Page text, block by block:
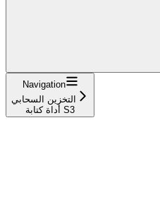
Navigation
التخزين السحابي
أداة كتابة S3